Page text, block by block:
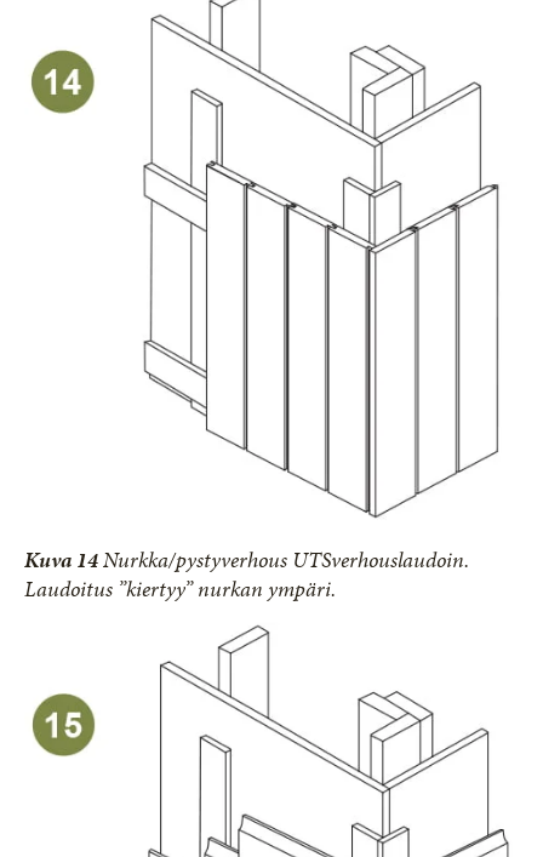
Kuva 14Nurkka/pystyverhous UTSverhouslaudoin.
Laudoitus ”kiertyy” nurkan ympäri.